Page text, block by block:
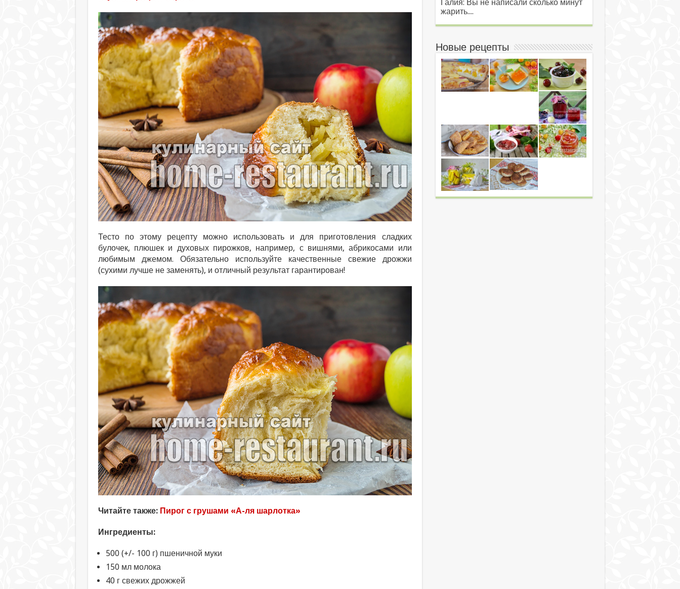
Тесто по этому рецепту можно использовать и для приготовления сладких
булочек, плюшек и духовых пирожков, например, с вишнями, абрикосами или
любимым джемом. Обязательно используйте качественные свежие дрожжи
(сухими лучше не заменять), и отличный результат гарантирован!
Читайте также: Пирог с грушами «А-ля шарлотка»
Ингредиенты:
500 (+/- 100 г) пшеничной муки
150 мл молока
40 г свежих дрожжей
Галия: Вы не написали сколько минут
жарить....
Новые рецепты